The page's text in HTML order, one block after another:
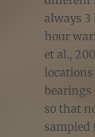
always 3
hour
et al.,
bearings
so that
sampled